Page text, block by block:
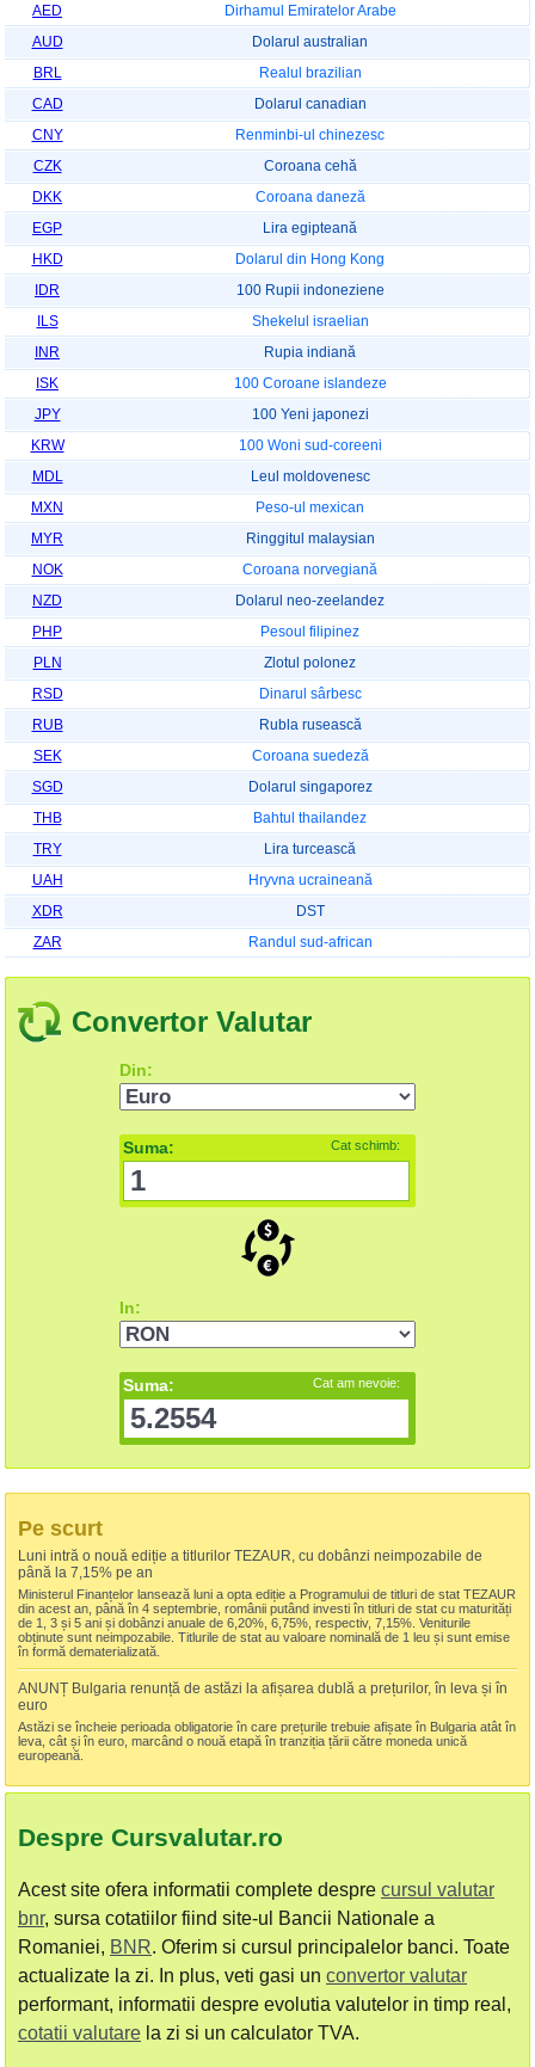
AED
Dirhamul Emiratelor Arabe
AUD
Dolarul australian
BRL
Realul brazilian
CAD
Dolarul canadian
CNY
Renminbi-ul chinezesc
CZK
Coroana cehă
DKK
Coroana daneză
EGP
Lira egipteană
HKD
Dolarul din Hong Kong
IDR
100 Rupii indoneziene
ILS
Shekelul israelian
INR
Rupia indiană
ISK
100 Coroane islandeze
JPY
100 Yeni japonezi
KRW
100 Woni sud-coreeni
MDL
Leul moldovenesc
MXN
Peso-ul mexican
MYR
Ringgitul malaysian
NOK
Coroana norvegiană
NZD
Dolarul neo-zeelandez
PHP
Pesoul filipinez
PLN
Zlotul polonez
RSD
Dinarul sârbesc
RUB
Rubla rusească
SEK
Coroana suedeză
SGD
Dolarul singaporez
THB
Bahtul thailandez
TRY
Lira turcească
UAH
Hryvna ucraineană
XDR
DST
ZAR
Randul sud-african
Convertor Valutar
Din:
Suma: Cat schimb:
In:
Suma: Cat am nevoie:
Pe scurt
Luni intră o nouă ediție a titlurilor TEZAUR, cu dobânzi neimpozabile de
până la 7,15% pe an
Ministerul Finanțelor lansează luni a opta ediție a Programului de titluri de stat TEZAUR
din acest an, până în 4 septembrie, românii putând investi în titluri de stat cu maturități
de 1, 3 și 5 ani și dobânzi anuale de 6,20%, 6,75%, respectiv, 7,15%. Veniturile
obținute sunt neimpozabile. Titlurile de stat au valoare nominală de 1 leu și sunt emise
în formă dematerializată.
ANUNȚ Bulgaria renunță de astăzi la afișarea dublă a prețurilor, în leva și în
euro
Astăzi se încheie perioada obligatorie în care prețurile trebuie afișate în Bulgaria atât în
leva, cât și în euro, marcând o nouă etapă în tranziția țării către moneda unică
europeană.
Despre Cursvalutar.ro
Acest site ofera informatii complete despre cursul valutar
bnr, sursa cotatiilor fiind site-ul Bancii Nationale a
Romaniei, BNR. Oferim si cursul principalelor banci. Toate
actualizate la zi. In plus, veti gasi un convertor valutar
performant, informatii despre evolutia valutelor in timp real,
cotatii valutare la zi si un calculator TVA.